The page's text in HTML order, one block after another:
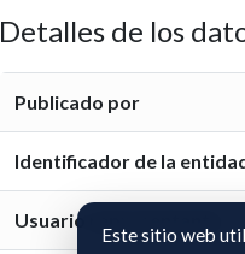
Detalles de los
Publicado por
Identificador de la
Usuario representante
Este sitio web